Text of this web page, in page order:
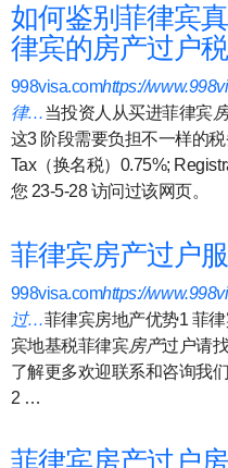
如何鉴别菲律宾
律宾的房产过户税
998visa.comhttps://
律…当投资人从买进菲律宾
这3 阶段需要负担不一样的
Tax（换名税）0.75%;
您 23-5-28 访问过该网页。
菲律宾房产过户
998visa.comhttps://
过…菲律宾房地产优势1 菲
宾地基税菲律宾房产过户请
了解更多欢迎联系和咨询我
2 …
菲律宾房产过户